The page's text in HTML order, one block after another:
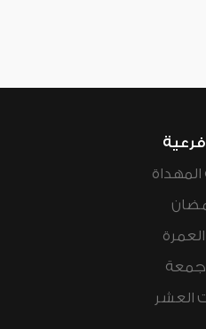
المهداة
العشر